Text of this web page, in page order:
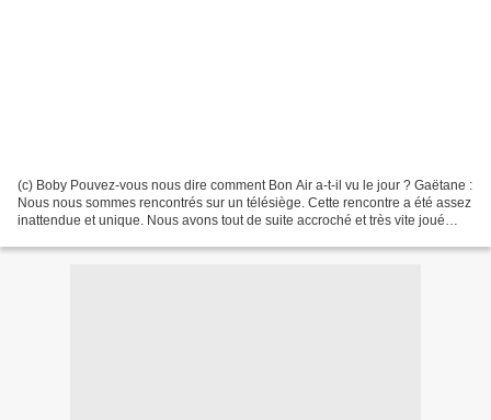
(c) Boby Pouvez-vous nous dire comment Bon Air a-t-il vu le jour ? Gaëtane :
Nous nous sommes rencontrés sur un télésiège. Cette rencontre a été assez
inattendue et unique. Nous avons tout de suite accroché et très vite joué